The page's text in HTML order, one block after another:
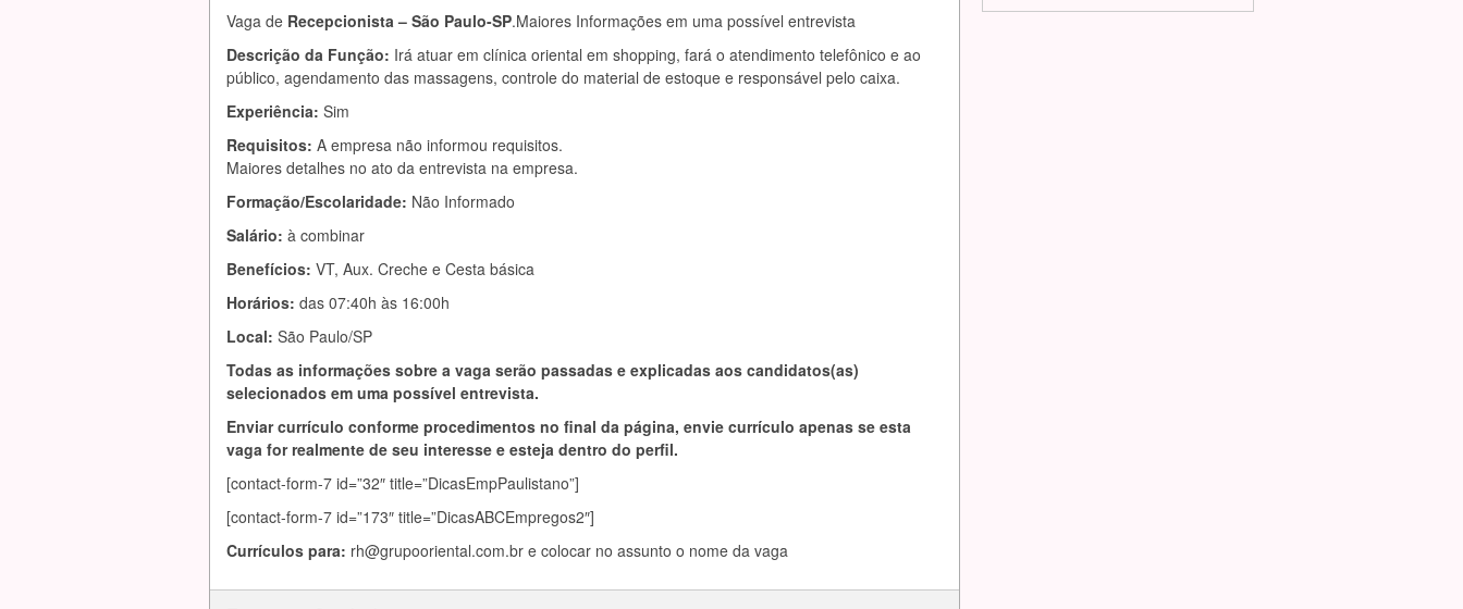
Vaga de Recepcionista – São Paulo-SP.Maiores Informações em uma possível entrevista
Descrição da Função: Irá atuar em clínica oriental em shopping, fará o atendimento telefônico e ao
público, agendamento das massagens, controle do material de estoque e responsável pelo caixa.
Experiência: Sim
Requisitos: A empresa não informou requisitos.
Maiores detalhes no ato da entrevista na empresa.
Formação/Escolaridade: Não Informado
Salário: à combinar
Benefícios: VT, Aux. Creche e Cesta básica
Horários: das 07:40h às 16:00h
Local: São Paulo/SP
Todas as informações sobre a vaga serão passadas e explicadas aos candidatos(as)
selecionados em uma possível entrevista.
Enviar currículo conforme procedimentos no final da página, envie currículo apenas se esta
vaga for realmente de seu interesse e esteja dentro do perfil.
[contact-form-7 id=”32″ title=”DicasEmpPaulistano”]
[contact-form-7 id=”173″ title=”DicasABCEmpregos2″]
Currículos para: rh@grupooriental.com.br e colocar no assunto o nome da vaga